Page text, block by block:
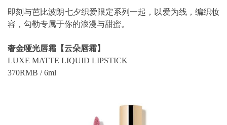
即刻与芭比波朗七夕织爱限定系列一起，以爱为线，编织妆
容，勾勒专属于你的浪漫与甜蜜。
奢金哑光唇霜【云朵唇霜】
LUXE MATTE LIQUID LIPSTICK
370RMB / 6ml